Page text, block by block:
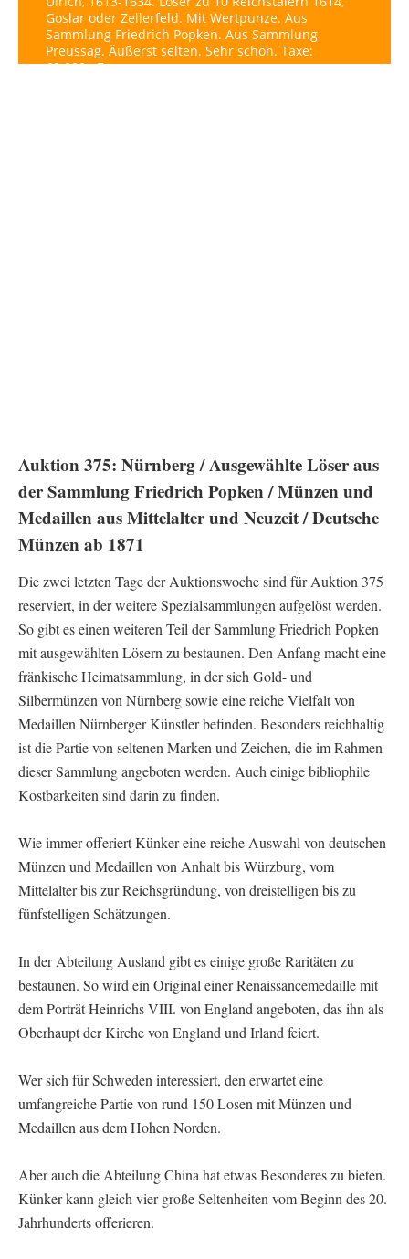
Goslar oder Zellerfeld. Mit Wertpunze. Aus
Sammlung Friedrich Popken. Aus Sammlung
Preussag. Äußerst selten. Sehr schön. Taxe:
60.000,- Euro.
Auktion 375: Nürnberg / Ausgewählte Löser aus
der Sammlung Friedrich Popken / Münzen und
Medaillen aus Mittelalter und Neuzeit / Deutsche
Münzen ab 1871
Die zwei letzten Tage der Auktionswoche sind für Auktion 375
reserviert, in der weitere Spezialsammlungen aufgelöst werden.
So gibt es einen weiteren Teil der Sammlung Friedrich Popken
mit ausgewählten Lösern zu bestaunen. Den Anfang macht eine
fränkische Heimatsammlung, in der sich Gold- und
Silbermünzen von Nürnberg sowie eine reiche Vielfalt von
Medaillen Nürnberger Künstler befinden. Besonders reichhaltig
ist die Partie von seltenen Marken und Zeichen, die im Rahmen
dieser Sammlung angeboten werden. Auch einige bibliophile
Kostbarkeiten sind darin zu finden.
Wie immer offeriert Künker eine reiche Auswahl von deutschen
Münzen und Medaillen von Anhalt bis Würzburg, vom
Mittelalter bis zur Reichsgründung, von dreistelligen bis zu
fünfstelligen Schätzungen.
In der Abteilung Ausland gibt es einige große Raritäten zu
bestaunen. So wird ein Original einer Renaissancemedaille mit
dem Porträt Heinrichs VIII. von England angeboten, das ihn als
Oberhaupt der Kirche von England und Irland feiert.
Wer sich für Schweden interessiert, den erwartet eine
umfangreiche Partie von rund 150 Losen mit Münzen und
Medaillen aus dem Hohen Norden.
Aber auch die Abteilung China hat etwas Besonderes zu bieten.
Künker kann gleich vier große Seltenheiten vom Beginn des 20.
Jahrhunderts offerieren.